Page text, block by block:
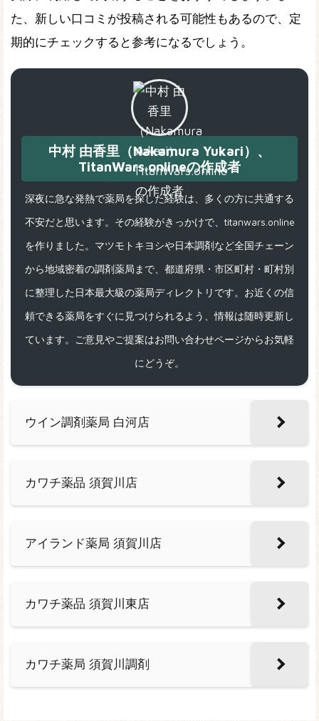
た、新しい口コミが投稿される可能性もあるので、定
期的にチェックすると参考になるでしょう。
中村 由香里（Nakamura Yukari）、
TitanWars.onlineの作成者
深夜に急な発熱で薬局を探した経験は、多くの方に共通する
不安だと思います。その経験がきっかけで、titanwars.online
を作りました。マツモトキヨシや日本調剤など全国チェーン
から地域密着の調剤薬局まで、都道府県・市区町村・町村別
に整理した日本最大級の薬局ディレクトリです。お近くの信
頼できる薬局をすぐに見つけられるよう、情報は随時更新し
ています。ご意見やご提案はお問い合わせページからお気軽
にどうぞ。
ウイン調剤薬局 白河店
カワチ薬品 須賀川店
アイランド薬局 須賀川店
カワチ薬品 須賀川東店
カワチ薬局 須賀川調剤